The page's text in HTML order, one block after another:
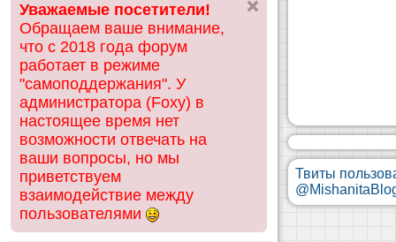
ск
Уважаемые посетители!
Обращаем ваше внимание,
что с 2018 года форум
работает в режиме
"самоподдержания". У
администратора (Foxy) в
настоящее время нет
возможности отвечать на
ваши вопросы, но мы
приветствуем
взаимодействие между
пользователями
Твиты